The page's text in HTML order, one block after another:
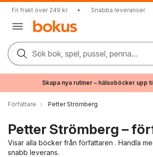
Fri frakt över 249 kr • Snabba leveranser
Sök bok, spel, pussel, penna...
Skapa nya rutiner – hälsoböcker upp
Författare Petter Strömberg
Petter Strömberg –
Visar alla böcker från författaren . Handla
snabb leverans.